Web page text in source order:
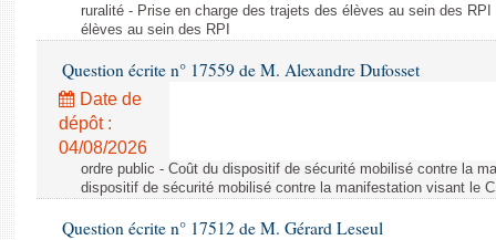
ruralité - Prise en charge des trajets des élèves au sein des
élèves au sein des RPI
Question écrite n° 17559 de M. Alexandre Dufosset
Date de
dépôt :
04/08/2026
ordre public - Coût du dispositif de sécurité mobilisé contre la
dispositif de sécurité mobilisé contre la manifestation visant le
Question écrite n° 17512 de M. Gérard Leseul